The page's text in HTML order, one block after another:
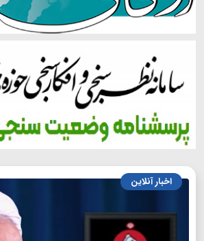
اخبار آنلاین